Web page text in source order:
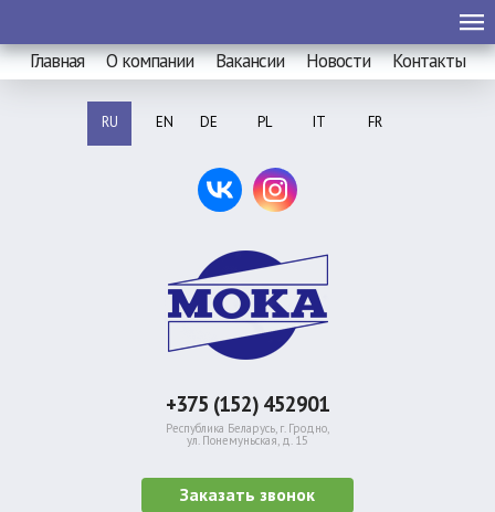
Главная О компании Вакансии Новости Контакты
RU EN DE PL IT FR
+375 (152) 452901
Республика Беларусь, г. Гродно,
ул. Понемуньская, д. 15
Заказать звонок